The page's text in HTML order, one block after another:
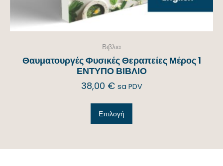
Βιβλια
Θαυματουργές Φυσικές Θεραπείες Μέρος 1
ΕΝΤΥΠΟ ΒΙΒΛΙΟ
38,00 € sa PDV
Επιλογή